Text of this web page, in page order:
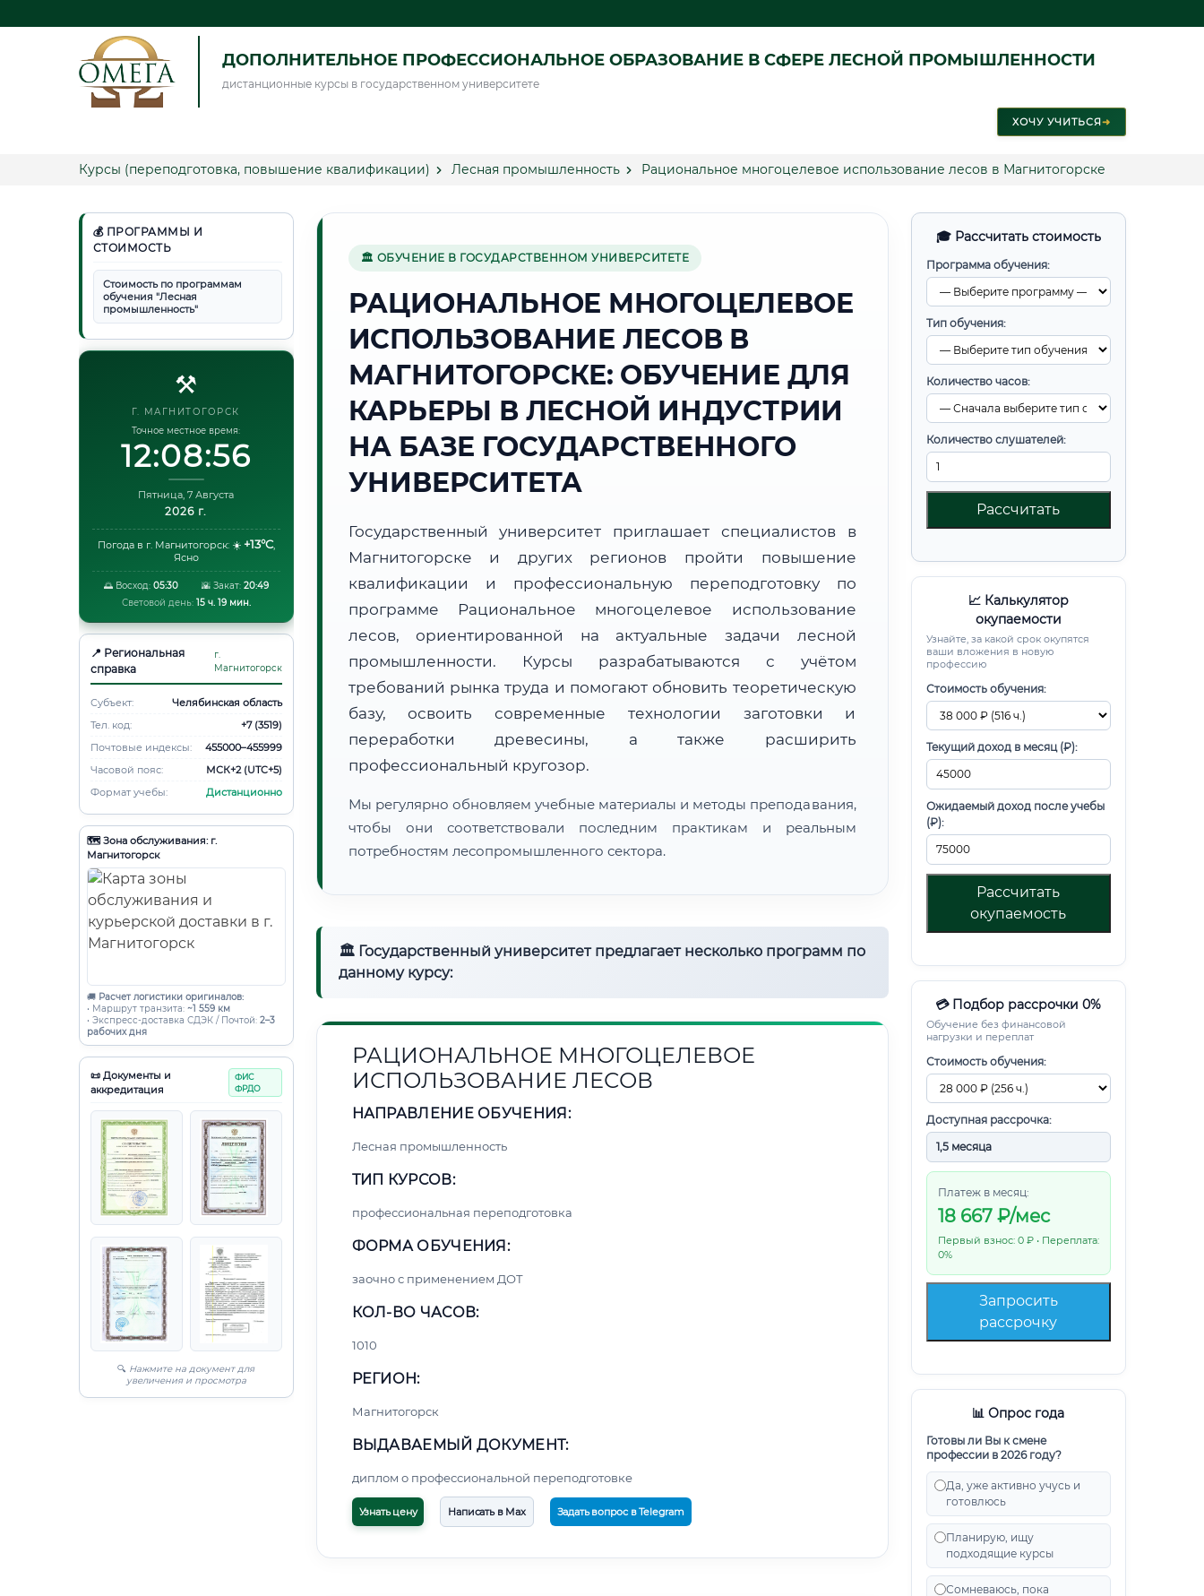
ДОПОЛНИТЕЛЬНОЕ ПРОФЕССИОНАЛЬНОЕ ОБРАЗОВАНИЕ В СФЕРЕ ЛЕСНОЙ ПРОМЫШЛЕННОСТИ
дистанционные курсы в государственном университете
ХОЧУ УЧИТЬСЯ➜
Курсы (переподготовка, повышение квалификации) Лесная промышленность Рациональное многоцелевое использование лесов в Магнитогорске
💰 ПРОГРАММЫ И
СТОИМОСТЬ
Стоимость по программам
обучения "Лесная
промышленность"
⚒️
Г. МАГНИТОГОРСК
Точное местное время:
12:08:57
Пятница, 7 Августа
2026 г.
Погода в г. Магнитогорск: ☀️ +13°C,
Ясно
🌅 Восход: 05:30 🌇 Закат: 20:49
Световой день: 15 ч. 19 мин.
📍 Региональная
справка
г.
Магнитогорск
Субъект:
Челябинская область
Тел. код:
+7 (3519)
Почтовые индексы:
455000–455999
Часовой пояс:
МСК+2 (UTC+5)
Формат учебы:
Дистанционно
🗺️ Зона обслуживания: г.
Магнитогорск
🚚 Расчет логистики оригиналов:
• Маршрут транзита: ~1 559 км
• Экспресс-доставка СДЭК / Почтой: 2–3
рабочих дня
📜 Документы и
аккредитация
ФИС
ФРДО
🔍 Нажмите на документ для
увеличения и просмотра
🎓 Рассчитать стоимость
Программа обучения:
Тип обучения:
Количество часов:
Количество слушателей:
Рассчитать
📈 Калькулятор
окупаемости
Узнайте, за какой срок окупятся
ваши вложения в новую
профессию
Стоимость обучения:
Текущий доход в месяц (₽):
Ожидаемый доход после учебы
(₽):
Рассчитать
окупаемость
💳 Подбор рассрочки 0%
Обучение без финансовой
нагрузки и переплат
Стоимость обучения:
Доступная рассрочка:
Платеж в месяц:
18 667₽/мес
Первый взнос: 0 ₽ • Переплата:
0%
Запросить
рассрочку
📊 Опрос года
Готовы ли Вы к смене
профессии в 2026 году?
Да, уже активно учусь и
готовлюсь
Планирую, ищу
подходящие курсы
Сомневаюсь, пока
🏛 ОБУЧЕНИЕ В ГОСУДАРСТВЕННОМ УНИВЕРСИТЕТЕ
РАЦИОНАЛЬНОЕ МНОГОЦЕЛЕВОЕ
ИСПОЛЬЗОВАНИЕ ЛЕСОВ В
МАГНИТОГОРСКЕ: ОБУЧЕНИЕ ДЛЯ
КАРЬЕРЫ В ЛЕСНОЙ ИНДУСТРИИ
НА БАЗЕ ГОСУДАРСТВЕННОГО
УНИВЕРСИТЕТА
Государственный университет приглашает специалистов в
Магнитогорске и других регионов пройти повышение
квалификации и профессиональную переподготовку по
программе Рациональное многоцелевое использование
лесов, ориентированной на актуальные задачи лесной
промышленности. Курсы разрабатываются с учётом
требований рынка труда и помогают обновить теоретическую
базу, освоить современные технологии заготовки и
переработки древесины, а также расширить
профессиональный кругозор.
Мы регулярно обновляем учебные материалы и методы преподавания,
чтобы они соответствовали последним практикам и реальным
потребностям лесопромышленного сектора.
🏛 Государственный университет предлагает несколько программ по
данному курсу:
РАЦИОНАЛЬНОЕ МНОГОЦЕЛЕВОЕ
ИСПОЛЬЗОВАНИЕ ЛЕСОВ
НАПРАВЛЕНИЕ ОБУЧЕНИЯ:
Лесная промышленность
ТИП КУРСОВ:
профессиональная переподготовка
ФОРМА ОБУЧЕНИЯ:
заочно с применением ДОТ
КОЛ-ВО ЧАСОВ:
1010
РЕГИОН:
Магнитогорск
ВЫДАВАЕМЫЙ ДОКУМЕНТ:
диплом о профессиональной переподготовке
Узнать цену Написать в Max Задать вопрос в Telegram